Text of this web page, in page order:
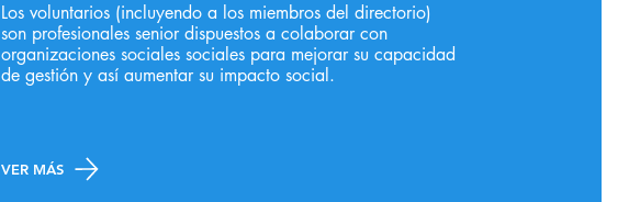
Los voluntarios (incluyendo a los miembros del directorio)
son profesionales senior dispuestos a colaborar con
organizaciones sociales sociales para mejorar su capacidad
de gestión y así aumentar su impacto social.
VER MÁS